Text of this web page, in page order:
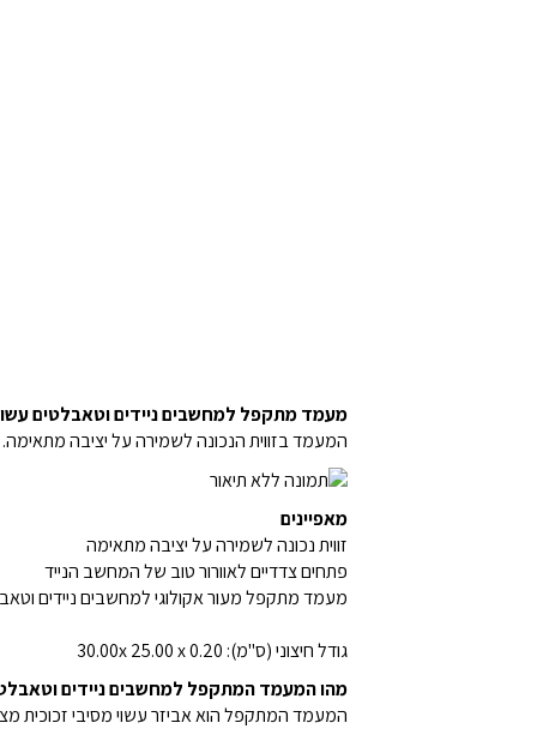
מעמד מתקפל למחשבים ניידים וטאבלטים
המעמד בזווית הנכונה לשמירה על יציבה
מאפיינים
זווית נכונה לשמירה על יציבה מתאימה
פתחים צדדיים לאוורור טוב של המחשב הנייד
מעמד מתקפל מעור אקולוגי למחשבים ניידים
גודל חיצוני (ס"מ): 30.00x 25.00 x 0.20
מהו המעמד המתקפל למחשבים ניידים
המעמד המתקפל הוא אביזר עשוי מסיבי זכוכית